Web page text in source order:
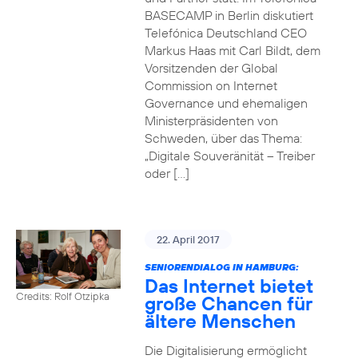
BASECAMP in Berlin diskutiert
Telefónica Deutschland CEO
Markus Haas mit Carl Bildt, dem
Vorsitzenden der Global
Commission on Internet
Governance und ehemaligen
Ministerpräsidenten von
Schweden, über das Thema:
„Digitale Souveränität – Treiber
oder […]
Credits: Rolf Otzipka
22. April 2017
SENIORENDIALOG IN HAMBURG:
Das Internet bietet
große Chancen für
ältere Menschen
Die Digitalisierung ermöglicht